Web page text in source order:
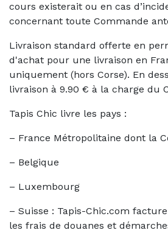
cours existerait ou en cas
concernant toute Commande
Livraison standard offerte en
d'achat pour une livraison en
uniquement (hors Corse). En
livraison à 9.90 € à la charge du
Tapis Chic livre les pays :
– France Métropolitaine dont la
– Belgique
– Luxembourg
– Suisse : Tapis-Chic.com
les frais de douanes et